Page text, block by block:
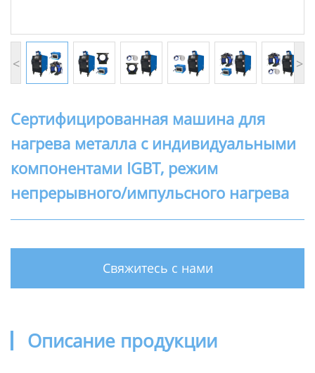
< >
Сертифицированная машина для
нагрева металла с индивидуальными
компонентами IGBT, режим
непрерывного/импульсного нагрева
Свяжитесь с нами
Описание продукции